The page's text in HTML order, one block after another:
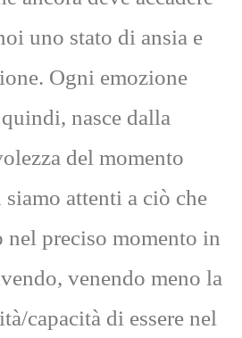
uno stato di ansia e
Ogni emozione
nasce dalla
del momento
siamo attenti a ciò che
preciso momento in
venendo meno la
capacità di essere nel